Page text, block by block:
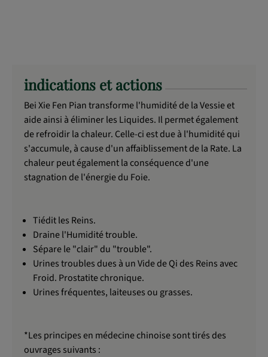
indications et actions
Bei Xie Fen Pian transforme l'humidité de la Vessie et
aide ainsi à éliminer les Liquides. Il permet également
de refroidir la chaleur. Celle-ci est due à l'humidité qui
s'accumule, à cause d'un affaiblissement de la Rate. La
chaleur peut également la conséquence d'une
stagnation de l'énergie du Foie.
Tiédit les Reins.
Draine l'Humidité trouble.
Sépare le "clair" du "trouble".
Urines troubles dues à un Vide de Qi des Reins avec
Froid. Prostatite chronique.
Urines fréquentes, laiteuses ou grasses.
*Les principes en médecine chinoise sont tirés des
ouvrages suivants :